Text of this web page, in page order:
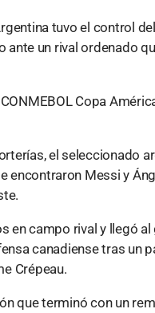
tuvo el control
ante un rival ordenado
el seleccionado
Messi y
en campo rival y llegó
canadiense tras un
Crépeau.
que terminó con un